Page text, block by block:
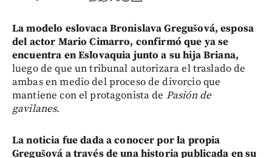
La modelo eslovaca Bronislava Gregušová, esposa
del actor Mario Cimarro, confirmó que ya se
encuentra en Eslovaquia junto a su hija Briana,
luego de que un tribunal autorizara el traslado de
ambas en medio del proceso de divorcio que
mantiene con el protagonista de Pasión de
gavilanes.
La noticia fue dada a conocer por la propia
Gregušová a través de una historia publicada en su